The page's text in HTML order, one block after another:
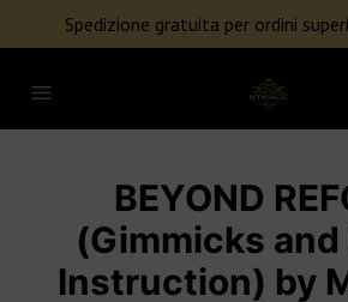
SPEDIZIONE GRATUITA PER ORDINI
NIENTE DAZI
BEYOND
(Gimmicks
Instruction) by
Spedizione gratuita per ordini